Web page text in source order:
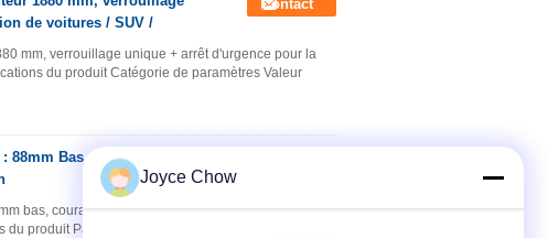
de voitures / SUV /
Contact
mm, verrouillage unique + arrêt d'urgence pour la
du produit Catégorie de paramètres Valeur
88mm Bas, AC/DC, Course
bas, courant alternatif, course de 460 mm pour la
produit Paramètre Détails Modèle de produit
Joyce Chow